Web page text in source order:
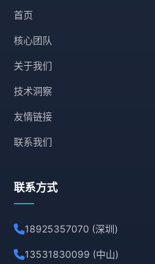
首页
核心团队
关于我们
技术洞察
友情链接
联系我们
联系方式
18925357070 (深圳)
13531830099 (中山)